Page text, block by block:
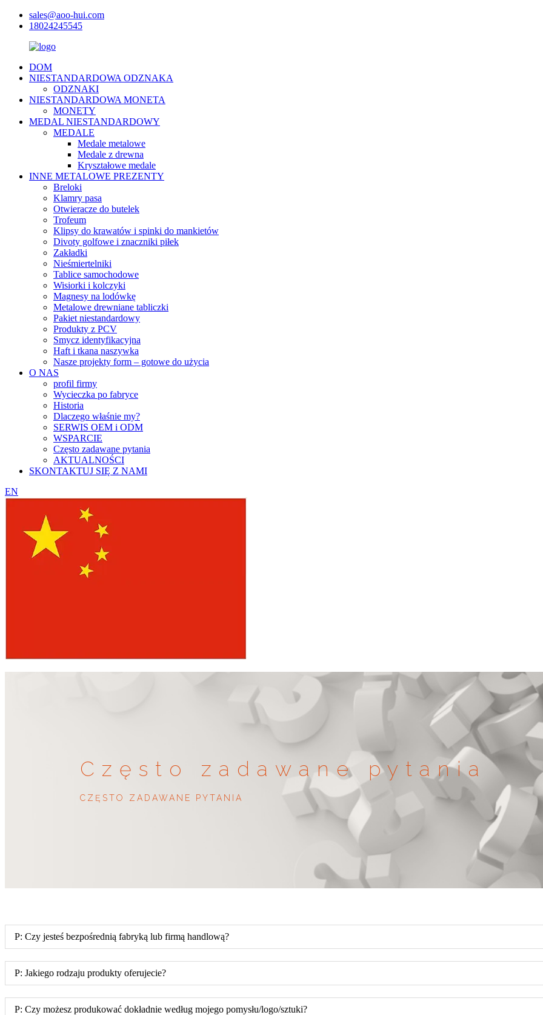
sales@aoo-hui.com
18024245545
DOM
NIESTANDARDOWA ODZNAKA
ODZNAKI
NIESTANDARDOWA MONETA
MONETY
MEDAL NIESTANDARDOWY
MEDALE
Medale metalowe
Medale z drewna
Kryształowe medale
INNE METALOWE PREZENTY
Breloki
Klamry pasa
Otwieracze do butelek
Trofeum
Klipsy do krawatów i spinki do mankietów
Divoty golfowe i znaczniki piłek
Zakładki
Nieśmiertelniki
Tablice samochodowe
Wisiorki i kolczyki
Magnesy na lodówkę
Metalowe drewniane tabliczki
Pakiet niestandardowy
Produkty z PCV
Smycz identyfikacyjna
Haft i tkana naszywka
Nasze projekty form – gotowe do użycia
O NAS
profil firmy
Wycieczka po fabryce
Historia
Dlaczego właśnie my?
SERWIS OEM i ODM
WSPARCIE
Często zadawane pytania
AKTUALNOŚCI
SKONTAKTUJ SIĘ Z NAMI
EN
Często zadawane pytania
CZĘSTO ZADAWANE PYTANIA
P: Czy jesteś bezpośrednią fabryką lub firmą handlową?
P: Jakiego rodzaju produkty oferujecie?
P: Czy możesz produkować dokładnie według mojego pomysłu/logo/sztuki?